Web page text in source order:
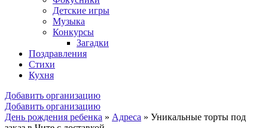
Детские игры
Музыка
Конкурсы
Загадки
Поздравления
Стихи
Кухня
Добавить организацию
Добавить организацию
День рождения ребенка » Адреса » Уникальные торты под